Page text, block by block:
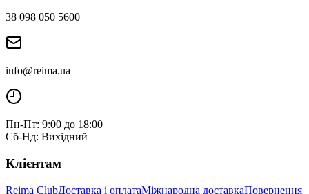
38 098 050 5600
info@reima.ua
Пн-Пт: 9:00 до 18:00
Сб-Нд: Вихідний
Клієнтам
Reima ClubДоставка і оплатаМіжнародна доставкаПовернення